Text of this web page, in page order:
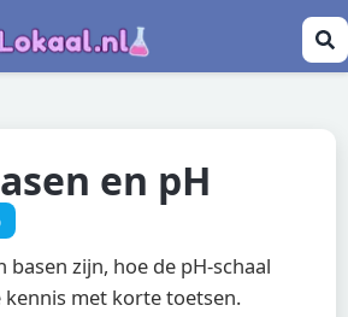
en pH
basen zijn, hoe de pH-schaal
met korte toetsen.